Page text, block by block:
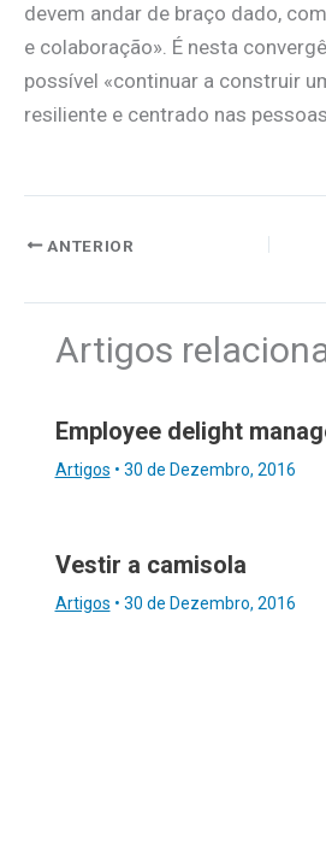
devem andar de braço dado,
e colaboração». É nesta
possível «continuar a construir
resiliente e centrado nas
ANTERIOR
Artigos
Employee delight
Artigos • 30 de Dezembro, 2016
Vestir a camisola
Artigos • 30 de Dezembro, 2016